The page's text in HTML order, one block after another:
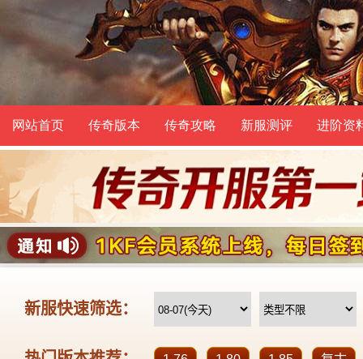
网站首页 传奇版本 传奇攻略 新服测评 进阶资